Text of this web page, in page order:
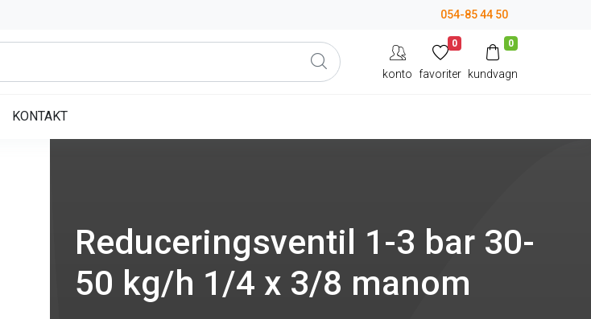
054-85 44 50
konto
0
favoriter
0
kundvagn
KONTAKT
Reduceringsventil 1-3 bar 30-
50 kg/h 1/4 x 3/8 manom